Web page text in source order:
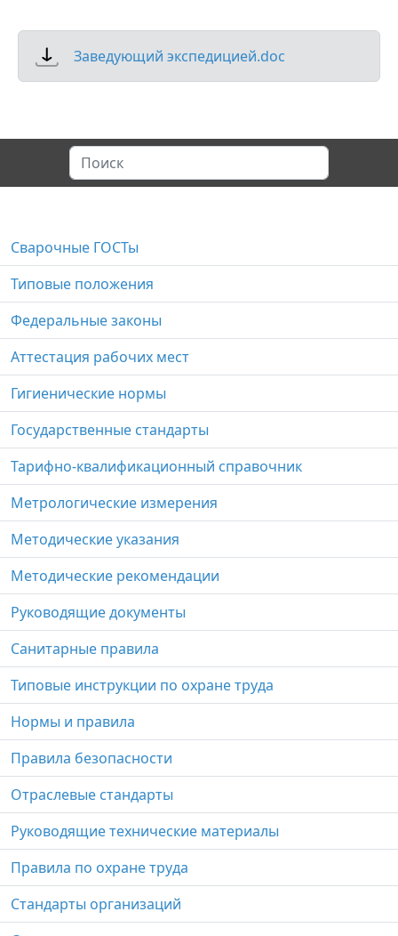
Заведующий экспедицией.doc
Сварочные ГОСТы
Типовые положения
Федеральные законы
Аттестация рабочих мест
Гигиенические нормы
Государственные стандарты
Тарифно-квалификационный справочник
Метрологические измерения
Методические указания
Методические рекомендации
Руководящие документы
Санитарные правила
Типовые инструкции по охране труда
Нормы и правила
Правила безопасности
Отраслевые стандарты
Руководящие технические материалы
Правила по охране труда
Стандарты организаций